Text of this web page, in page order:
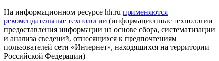
На информационном ресурсе hh.ru применяются
рекомендательные технологии (информационные технологии
предоставления информации на основе сбора, систематизации
и анализа сведений, относящихся к предпочтениям
пользователей сети «Интернет», находящихся на территории
Российской Федерации)